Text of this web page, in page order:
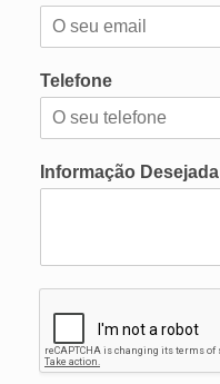
Telefone
Informação Desejada